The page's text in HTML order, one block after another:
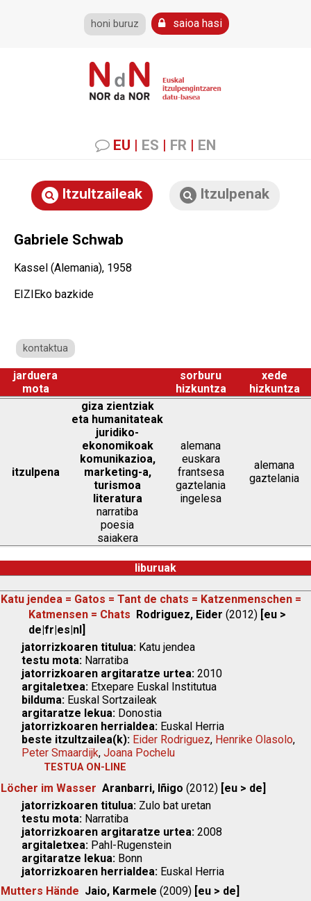
honi buruz saioa hasi
EU | ES | FR | EN
Itzultzaileak Itzulpenak
Gabriele Schwab
Kassel (Alemania), 1958
EIZIEko bazkide
kontaktua
jarduera
mota
sorburu
hizkuntza
xede
hizkuntza
itzulpena
giza zientziak
eta humanitateak
juridiko-
ekonomikoak
komunikazioa,
marketing-a,
turismoa
literatura
narratiba
poesia
saiakera
alemana
euskara
frantsesa
gaztelania
ingelesa
alemana
gaztelania
liburuak
Katu jendea = Gatos = Tant de chats = Katzenmenschen =
Katmensen = Chats Rodriguez, Eider (2012) [eu >
de|fr|es|nl]
jatorrizkoaren titulua: Katu jendea
testu mota: Narratiba
jatorrizkoaren argitaratze urtea: 2010
argitaletxea: Etxepare Euskal Institutua
bilduma: Euskal Sortzaileak
argitaratze lekua: Donostia
jatorrizkoaren herrialdea: Euskal Herria
beste itzultzailea(k): Eider Rodriguez, Henrike Olasolo,
Peter Smaardijk, Joana Pochelu
TESTUA ON-LINE
Löcher im Wasser Aranbarri, Iñigo (2012) [eu > de]
jatorrizkoaren titulua: Zulo bat uretan
testu mota: Narratiba
jatorrizkoaren argitaratze urtea: 2008
argitaletxea: Pahl-Rugenstein
argitaratze lekua: Bonn
jatorrizkoaren herrialdea: Euskal Herria
Mutters Hände Jaio, Karmele (2009) [eu > de]